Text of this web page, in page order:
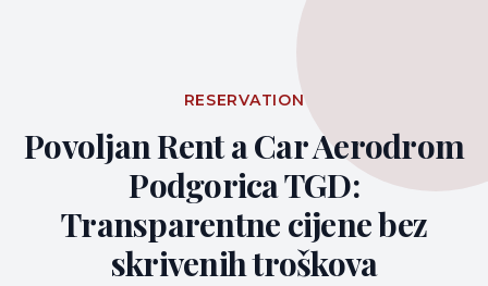
RESERVATION
Povoljan Rent a Car Aerodrom
Podgorica TGD:
Transparentne cijene bez
skrivenih troškova